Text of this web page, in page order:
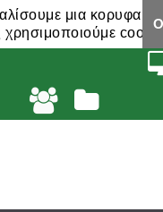
μια κορυφαία